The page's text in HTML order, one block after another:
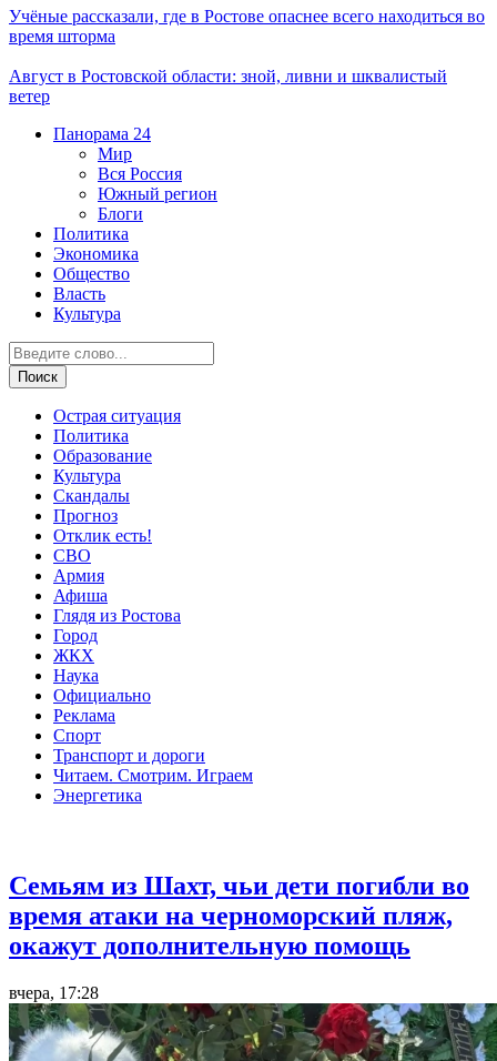
Учёные рассказали, где в Ростове опаснее всего находиться во
время шторма
Август в Ростовской области: зной, ливни и шквалистый
ветер
Панорама 24
Мир
Вся Россия
Южный регион
Блоги
Политика
Экономика
Общество
Власть
Культура
Острая ситуация
Политика
Образование
Культура
Скандалы
Прогноз
Отклик есть!
СВО
Армия
Афиша
Глядя из Ростова
Город
ЖКХ
Наука
Официально
Реклама
Спорт
Транспорт и дороги
Читаем. Смотрим. Играем
Энергетика
Семьям из Шахт, чьи дети погибли во
время атаки на черноморский пляж,
окажут дополнительную помощь
вчера, 17:28